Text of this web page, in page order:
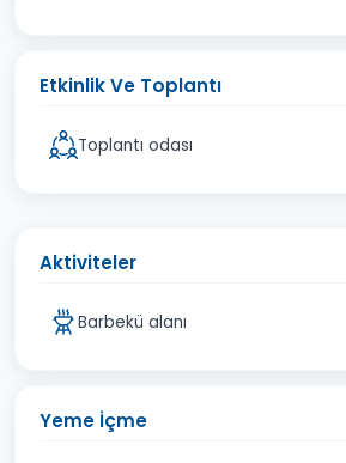
Etkinlik Ve Toplantı
Toplantı odası
Aktiviteler
Barbekü alanı
Yeme İçme